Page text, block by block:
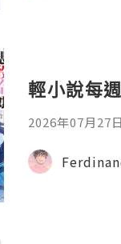
輕小說每
2026年07月27
首・文字插畫
年08月銷售數